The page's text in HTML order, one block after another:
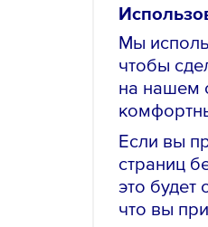
Мы
чтобы
на нашем
Если вы
страниц
это будет
что вы